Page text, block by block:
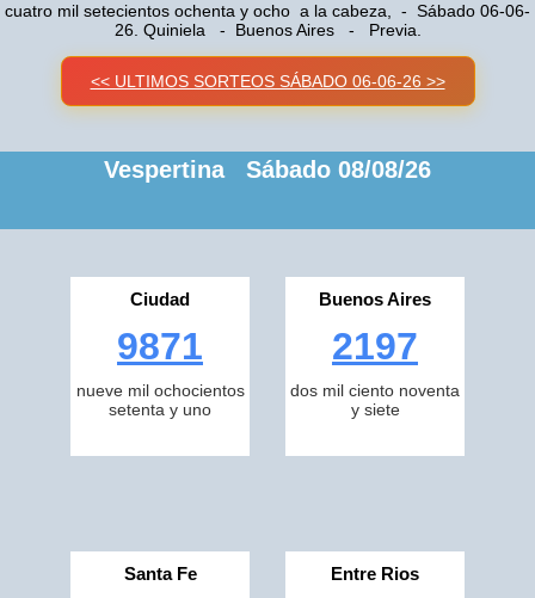
cuatro mil setecientos ochenta y ocho a la cabeza, - Sábado 06-06-
26. Quiniela - Buenos Aires - Previa.
<< ULTIMOS SORTEOS SÁBADO 06-06-26 >>
Vespertina Sábado 08/08/26
Ciudad
9871
nueve mil ochocientos
setenta y uno
Buenos Aires
2197
dos mil ciento noventa
y siete
Santa Fe Entre Rios